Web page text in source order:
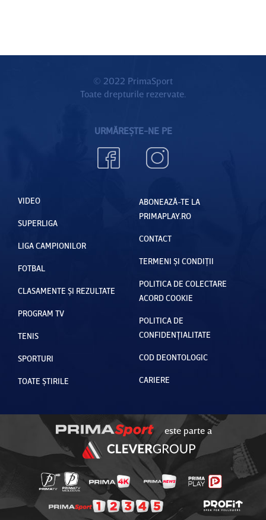
© 2022 PrimaSport
Toate drepturile rezervate.
URMĂREȘTE-NE PE
VIDEO
SUPERLIGA
LIGA CAMPIONILOR
FOTBAL
CLASAMENTE ȘI REZULTATE
PROGRAM TV
TENIS
SPORTURI
TOATE ȘTIRILE
ABONEAZĂ-TE LA
PRIMAPLAY.RO
CONTACT
TERMENI ȘI CONDIȚII
POLITICA DE COLECTARE
ACORD COOKIE
POLITICA DE
CONFIDENȚIALITATE
COD DEONTOLOGIC
CARIERE
este parte a